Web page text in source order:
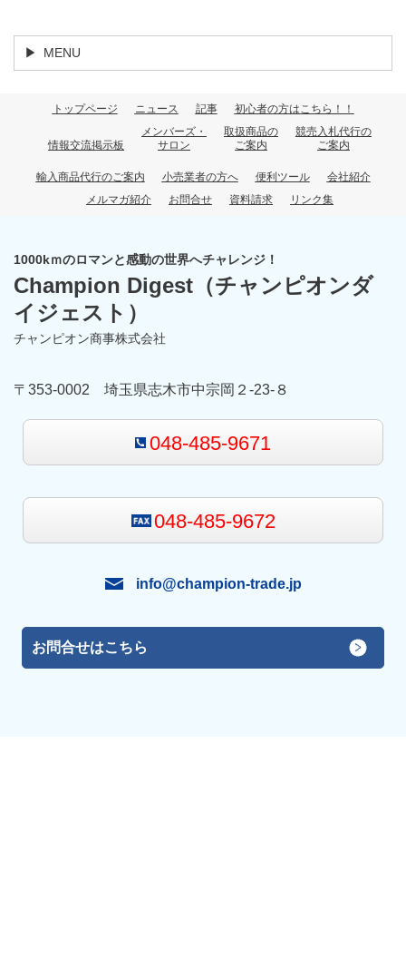
MENU
トップページ ニュース 記事 初心者の方はこちら！！
情報交流掲示板
メンバーズ・
サロン
取扱商品の
ご案内
競売入札代行の
ご案内
輸入商品代行のご案内 小売業者の方へ 便利ツール
会社紹介
メルマガ紹介
お問合せ 資料請求 リンク集
1000kｍのロマンと感動の世界へチャレンジ！
Champion Digest （チャンピオンダ
イジェスト）
チャンピオン商事株式会社
〒353-0002 埼玉県志木市中宗岡２-23-８
048-485-9671
048-485-9672
info@champion-trade.jp
お問合せはこちら